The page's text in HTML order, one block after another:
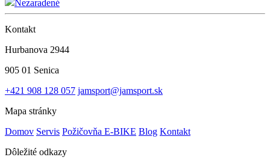
Nezaradené
Kontakt
Hurbanova 2944
905 01 Senica
+421 908 128 057 jamsport@jamsport.sk
Mapa stránky
Domov Servis Požičovňa E-BIKE Blog Kontakt
Dôležité odkazy